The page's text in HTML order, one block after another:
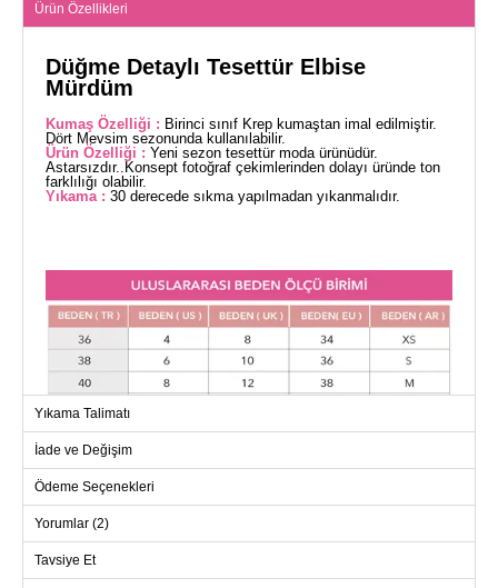
Ürün Özellikleri
Düğme Detaylı Tesettür Elbise
Mürdüm
Kumaş Özelliği : Birinci sınıf Krep kumaştan imal edilmiştir.
Dört Mevsim sezonunda kullanılabilir.
Ürün Özelliği : Yeni sezon tesettür moda ürünüdür.
Astarsızdır..Konsept fotoğraf çekimlerinden dolayı üründe ton
farklılığı olabilir.
Yıkama : 30 derecede sıkma yapılmadan yıkanmalıdır.
Yıkama Talimatı
İade ve Değişim
Ödeme Seçenekleri
Yorumlar (2)
Tavsiye Et